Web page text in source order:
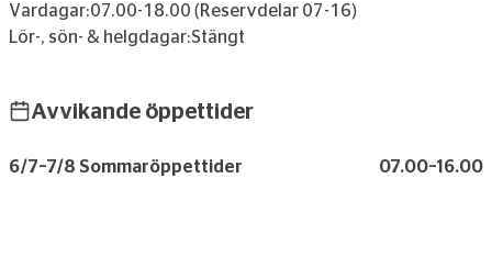
Vardagar:07.00-18.00 (Reservdelar 07-16)
Lör-, sön- & helgdagar:Stängt
Avvikande öppettider
6/7–7/8 Sommaröppettider 07.00–16.00